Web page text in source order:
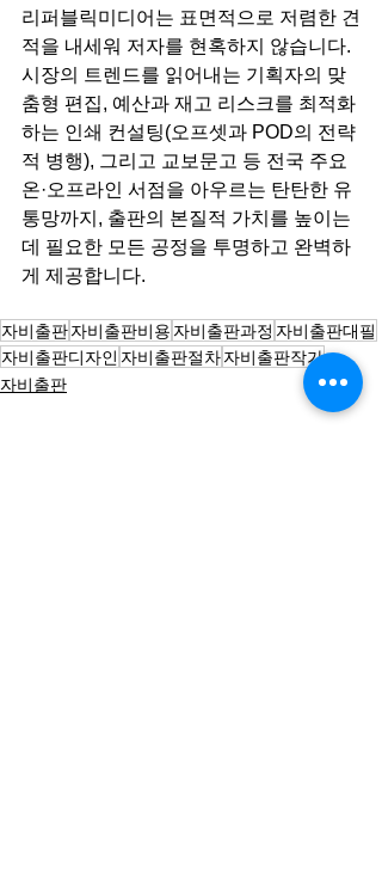
리퍼블릭미디어는 표면적으로 저렴한 견
적을 내세워 저자를 현혹하지 않습니다.
시장의 트렌드를 읽어내는 기획자의 맞
춤형 편집, 예산과 재고 리스크를 최적화
하는 인쇄 컨설팅(오프셋과 POD의 전략
적 병행), 그리고 교보문고 등 전국 주요
온·오프라인 서점을 아우르는 탄탄한 유
통망까지, 출판의 본질적 가치를 높이는
데 필요한 모든 공정을 투명하고 완벽하
게 제공합니다.
자비출판자비출판비용 자비출판과정 자비출판대필
자비출판디자인 자비출판절차자비출판작가
자비출판